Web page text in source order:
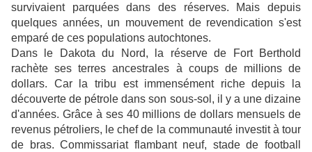
survivaient parquées dans des réserves. Mais depuis
quelques années, un mouvement de revendication s'est
emparé de ces populations autochtones.
Dans le Dakota du Nord, la réserve de Fort Berthold
rachète ses terres ancestrales à coups de millions de
dollars. Car la tribu est immensément riche depuis la
découverte de pétrole dans son sous-sol, il y a une dizaine
d'années. Grâce à ses 40 millions de dollars mensuels de
revenus pétroliers, le chef de la communauté investit à tour
de bras. Commissariat flambant neuf, stade de football